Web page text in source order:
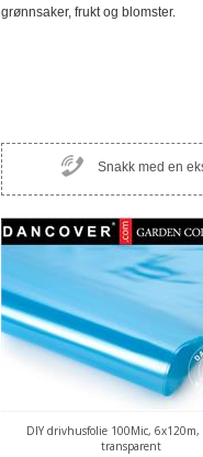
grønnsaker, frukt og blomster.
Snakk med en
DIY drivhusfolie 100Mic,
transparent